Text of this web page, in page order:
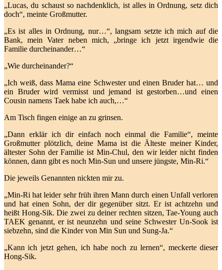
„Lucas, du schaust so nachdenklich, ist alles in Ordnung, setz dich
doch“, meinte Großmutter.
„Es ist alles in Ordnung, nur…“, langsam setzte ich mich auf die
Bank, mein Vater neben mich, „bringe ich jetzt irgendwie die
Familie durcheinander…“
„Wie durcheinander?“
„Ich weiß, dass Mama eine Schwester und einen Bruder hat… und
ein Bruder wird vermisst und jemand ist gestorben…und einen
Cousin namens Taek habe ich auch,…“
Am Tisch fingen einige an zu grinsen.
„Dann erklär ich dir einfach noch einmal die Familie“, meinte
Großmutter plötzlich, deine Mama ist die Älteste meiner Kinder,
ältester Sohn der Familie ist Min-Chul, den wir leider nicht finden
können, dann gibt es noch Min-Sun und unsere jüngste, Min-Ri.“
Die jeweils Genannten nickten mir zu.
„Min-Ri hat leider sehr früh ihren Mann durch einen Unfall verloren
und hat einen Sohn, der dir gegenüber sitzt. Er ist achtzehn und
heißt Hong-Sik. Die zwei zu deiner rechten sitzen, Tae-Young auch
TAEK genannt, er ist neunzehn und seine Schwester Un-Sook ist
siebzehn, sind die Kinder von Min Sun und Sung-Ja.“
„Kann ich jetzt gehen, ich habe noch zu lernen“, meckerte dieser
Hong-Sik.